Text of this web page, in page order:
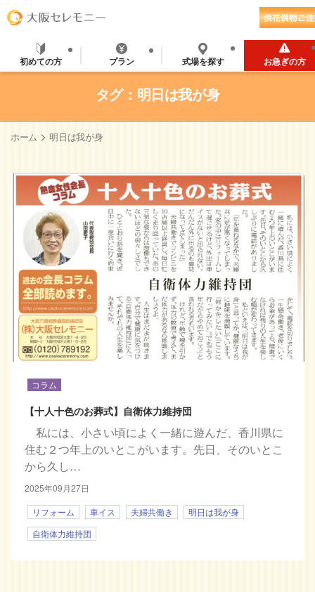
初めての方 プラン 式場を探す お急ぎの方
タグ：明日は我が身
ホーム > 明日は我が身
コラム
【十人十色のお葬式】自衛体力維持団
私には、小さい頃によく一緒に遊んだ、香川県に
住む２つ年上のいとこがいます。先日、そのいとこ
から久し…
2025年09月27日
リフォーム
車イス 夫婦共働き
明日は我が身
自衛体力維持団